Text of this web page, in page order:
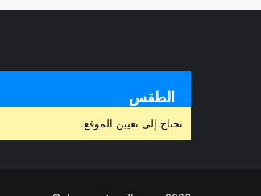
الطقس
تحتاج إلى تعيين الموقع.